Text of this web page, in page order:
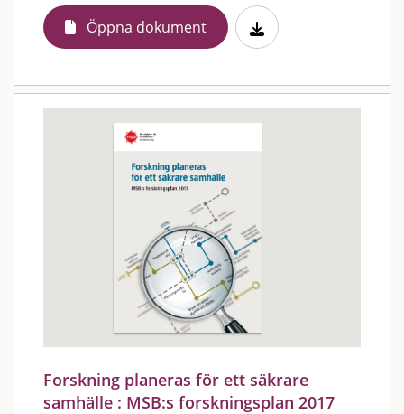
Öppna dokument
Forskning planeras för ett säkrare
samhälle : MSB:s forskningsplan 2017